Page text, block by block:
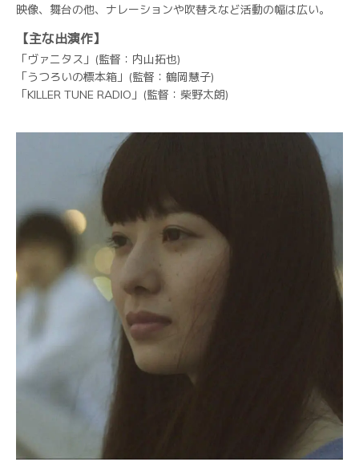
映像、舞台の他、ナレーションや吹替えなど活動の幅は広い。
【主な出演作】
「ヴァニタス」(監督：内山拓也)
「うつろいの標本箱」(監督：鶴岡慧子)
「KILLER TUNE RADIO」(監督：柴野太朗)